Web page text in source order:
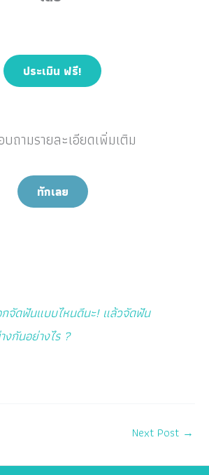
ประเมิน ฟรี!
ถามรายละเอียดเพิ่มเติม
ทักเลย
กจัดฟันแบบไหนดีนะ! แล้วจัดฟัน
กันอย่างไร ?
Next Post →